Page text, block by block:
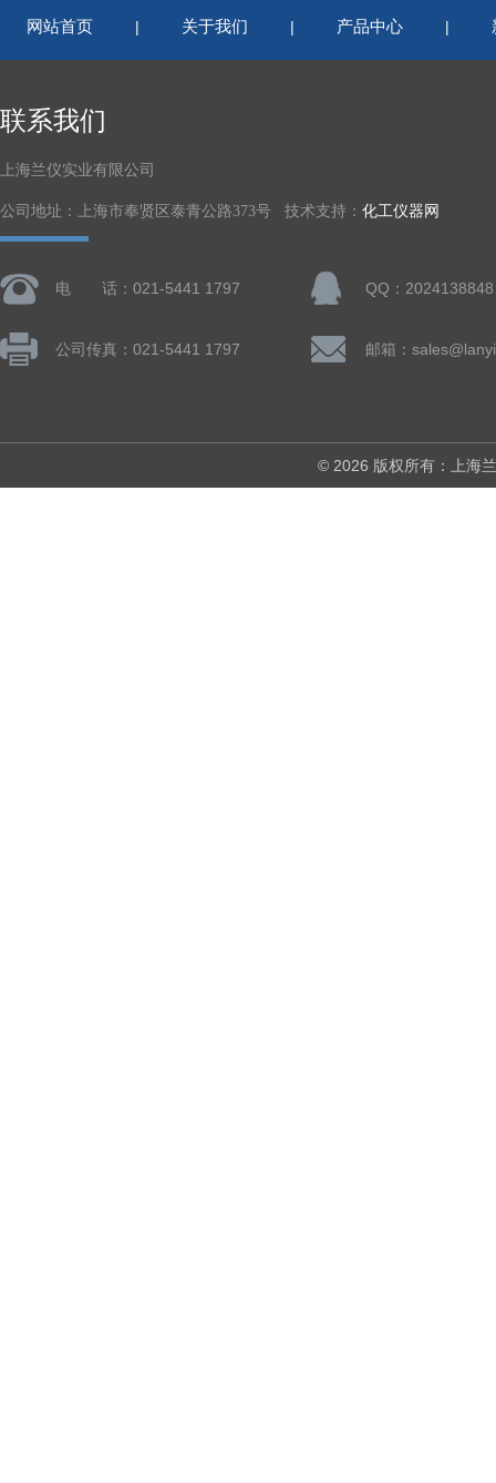
网站首页 | 关于我们 | 产品中心 |
联系我们
上海兰仪实业有限公司
公司地址：上海市奉贤区泰青公路373号 技术支持： 化工仪器网
电 话：021-5441 1797 QQ：2024138848
公司传真：021-5441 1797 邮箱：
© 2026 版权所有：上海